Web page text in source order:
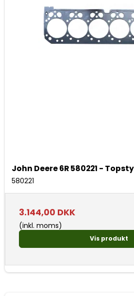
John Deere 6R 580221 -
580221
3.144,00 DKK
(inkl. moms)
Vis produkt